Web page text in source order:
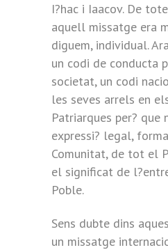
I?hac i Iaacov. De
aquell missatge era
diguem, individual.
un codi de conducta
societat, un codi
les seves arrels en
Patriarques per? que
expressi? legal,
Comunitat, de tot el
el significat de
Poble.
Sens dubte dins
un missatge